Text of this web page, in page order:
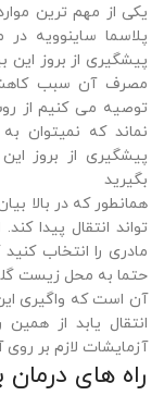
یکی از مهم ترین
پلاسما ساینوویه
پیشگیری از بروز این
مصرف آن سبب کاهش
توصیه می کنیم از
نماند که نمیتوان
پیشگیری از بروز
بگیرید
همانطور که در بالا
تواند انتقال پیدا
مادری را انتخاب
حتما به محل زیست
آن است که واگیری
انتقال یابد از
آزمایشات لازم بر روی
راه های درمان